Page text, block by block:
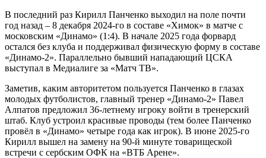
В последний раз Кирилл Панченко выходил на поле почти
год назад – 8 декабря 2024-го в составе «Химок» в матче с
московским «Динамо» (1:4). В начале 2025 года форвард
остался без клуба и поддерживал физическую форму в составе
«Динамо-2». Параллельно бывший нападающий ЦСКА
выступал в Медиалиге за «Матч ТВ».
Заметив, каким авторитетом пользуется Панченко в глазах
молодых футболистов, главный тренер «Динамо-2» Павел
Алпатов предложил 36-летнему игроку войти в тренерский
штаб. Клуб устроил красивые проводы (тем более Панченко
провёл в «Динамо» четыре года как игрок). В июне 2025-го
Кирилл вышел на замену на 90-й минуте товарищеской
встречи с сербским ОФК на «ВТБ Арене».